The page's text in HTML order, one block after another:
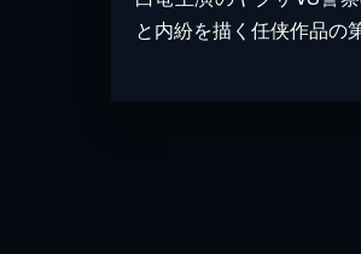
と内紛を描く任侠作品の